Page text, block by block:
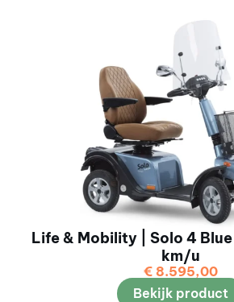
Life & Mobility | Solo 4
km/u
€ 8.595,00
Bekijk product